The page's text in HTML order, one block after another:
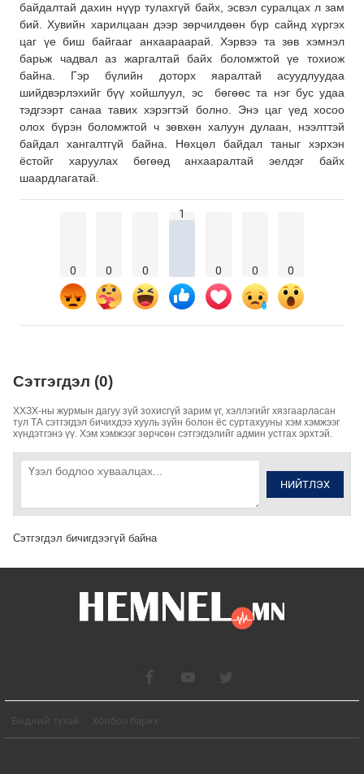
байдалтай дахин нүүр тулахгүй байх, эсвэл суралцах л зам
бий. Хувийн харилцаан дээр зөрчилдөөн бүр сайнд хүргэх
цаг үе биш байгааг анхаараарай. Хэрвээ та зөв хэмнэл
барьж чадвал аз жаргалтай байх боломжтой үе тохиож
байна. Гэр бүлийн доторх яаралтай асуудлуудаа
шийдвэрлэхийг бүү хойшлуул, эс бөгөөс та нэг бус удаа
тэдгээрт санаа тавих хэрэгтэй болно. Энэ цаг үед хосоо
олох бүрэн боломжтой ч зөвхөн халуун дулаан, нээлттэй
байдал хангалтгүй байна. Нөхцөл байдал таныг хэрхэн
ёстойг харуулах бөгөөд анхааралтай эелдэг байх
шаардлагатай.
0 0 0
1
0 0 0
Сэтгэгдэл (0)
ХХЗХ-ны журмын дагуу зүй зохисгүй зарим үг, хэллэгийг хязгаарласан
тул ТА сэтгэгдэл бичихдээ хууль зүйн болон ёс суртахууны хэм хэмжээг
хүндэтгэнэ үү. Хэм хэмжээг зөрчсөн сэтгэгдэлийг админ устгах эрхтэй.
НИЙТЛЭХ
Сэтгэгдэл бичигдээгүй байна
Бидний тухай Холбоо барих